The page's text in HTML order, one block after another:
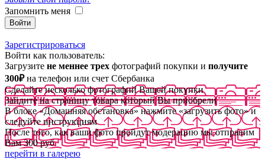
Запомнить меня
Зарегистрироваться
Войти как пользователь:
Загрузите не меннее трех фотографий покупки и получите
300₽на телефон или счет Сбербанка
Сделайте несколько фотографий Вашей покупки
Зайдите на страницу товара который Вы приобрели
В блоке «Домашняя обстановка» нажмите «загрузить фото» и
следуйте инструкциям
После того, как ваши фото пройдут модерацию мы отправим
Вам 300 руб
перейти в галерею